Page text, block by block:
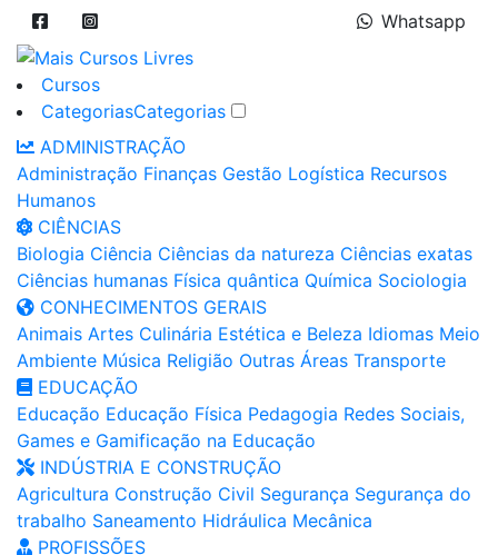
Whatsapp
Cursos
CategoriasCategorias
ADMINISTRAÇÃO
Administração Finanças Gestão Logística Recursos
Humanos
CIÊNCIAS
Biologia Ciência Ciências da natureza Ciências exatas
Ciências humanas Física quântica Química Sociologia
CONHECIMENTOS GERAIS
Animais Artes Culinária Estética e Beleza Idiomas Meio
Ambiente Música Religião Outras Áreas Transporte
EDUCAÇÃO
Educação Educação Física Pedagogia Redes Sociais,
Games e Gamificação na Educação
INDÚSTRIA E CONSTRUÇÃO
Agricultura Construção Civil Segurança Segurança do
trabalho Saneamento Hidráulica Mecânica
PROFISSÕES